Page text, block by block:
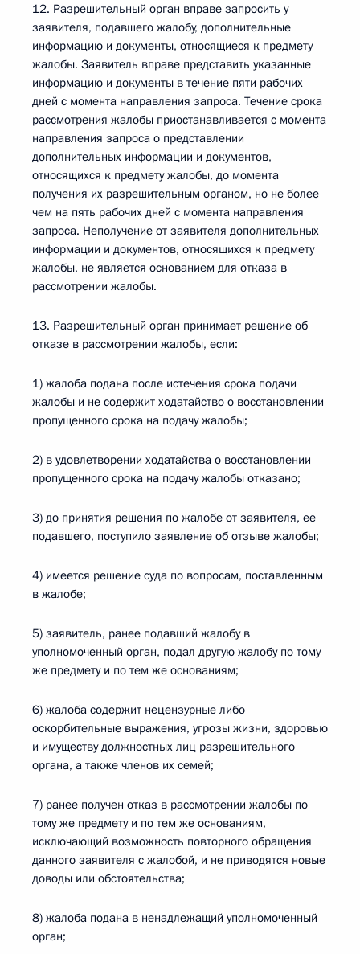
12. Разрешительный орган вправе запросить у
заявителя, подавшего жалобу, дополнительные
информацию и документы, относящиеся к предмету
жалобы. Заявитель вправе представить указанные
информацию и документы в течение пяти рабочих
дней с момента направления запроса. Течение срока
рассмотрения жалобы приостанавливается с момента
направления запроса о представлении
дополнительных информации и документов,
относящихся к предмету жалобы, до момента
получения их разрешительным органом, но не более
чем на пять рабочих дней с момента направления
запроса. Неполучение от заявителя дополнительных
информации и документов, относящихся к предмету
жалобы, не является основанием для отказа в
рассмотрении жалобы.
13. Разрешительный орган принимает решение об
отказе в рассмотрении жалобы, если:
1) жалоба подана после истечения срока подачи
жалобы и не содержит ходатайство о восстановлении
пропущенного срока на подачу жалобы;
2) в удовлетворении ходатайства о восстановлении
пропущенного срока на подачу жалобы отказано;
3) до принятия решения по жалобе от заявителя, ее
подавшего, поступило заявление об отзыве жалобы;
4) имеется решение суда по вопросам, поставленным
в жалобе;
5) заявитель, ранее подавший жалобу в
уполномоченный орган, подал другую жалобу по тому
же предмету и по тем же основаниям;
6) жалоба содержит нецензурные либо
оскорбительные выражения, угрозы жизни, здоровью
и имуществу должностных лиц разрешительного
органа, а также членов их семей;
7) ранее получен отказ в рассмотрении жалобы по
тому же предмету и по тем же основаниям,
исключающий возможность повторного обращения
данного заявителя с жалобой, и не приводятся новые
доводы или обстоятельства;
8) жалоба подана в ненадлежащий уполномоченный
орган;